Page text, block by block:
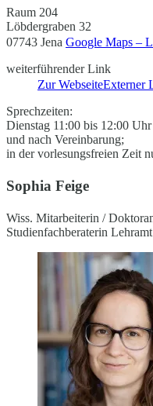
Raum 204
Löbdergraben 32
07743 Jena Google Maps –
weiterführender Link
Zur WebseiteExterner
Sprechzeiten:
Dienstag 11:00 bis 12:00 Uhr
und nach Vereinbarung;
in der vorlesungsfreien Zeit
Sophia Feige
Wiss. Mitarbeiterin /
Studienfachberaterin